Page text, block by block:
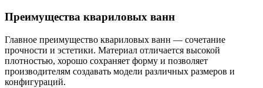
Преимущества квариловых ванн
Главное преимущество квариловых ванн — сочетание
прочности и эстетики. Материал отличается высокой
плотностью, хорошо сохраняет форму и позволяет
производителям создавать модели различных размеров и
конфигураций.